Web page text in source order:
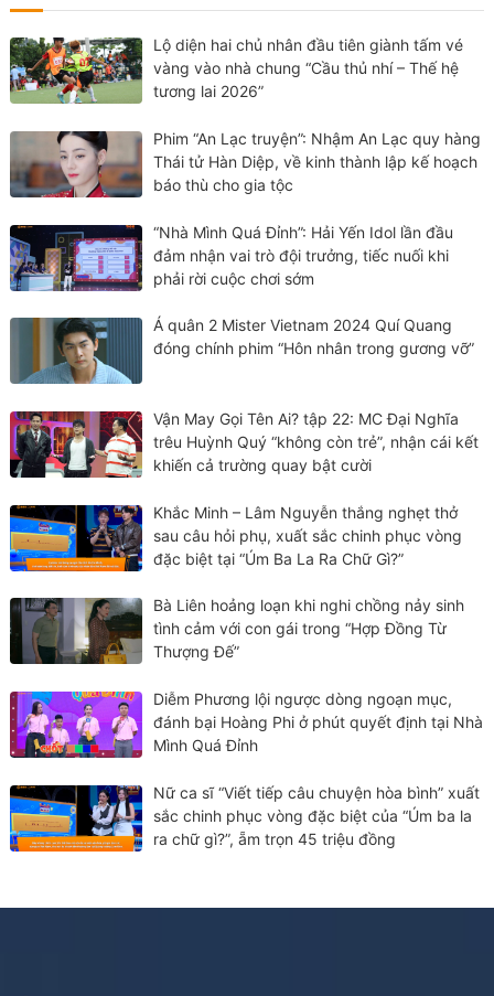
Lộ diện hai chủ nhân đầu tiên giành tấm vé
vàng vào nhà chung “Cầu thủ nhí – Thế hệ
tương lai 2026”
Phim “An Lạc truyện”: Nhậm An Lạc quy hàng
Thái tử Hàn Diệp, về kinh thành lập kế hoạch
báo thù cho gia tộc
“Nhà Mình Quá Đỉnh”: Hải Yến Idol lần đầu
đảm nhận vai trò đội trưởng, tiếc nuối khi
phải rời cuộc chơi sớm
Á quân 2 Mister Vietnam 2024 Quí Quang
đóng chính phim “Hôn nhân trong gương vỡ”
Vận May Gọi Tên Ai? tập 22: MC Đại Nghĩa
trêu Huỳnh Quý “không còn trẻ”, nhận cái kết
khiến cả trường quay bật cười
Khắc Minh – Lâm Nguyễn thắng nghẹt thở
sau câu hỏi phụ, xuất sắc chinh phục vòng
đặc biệt tại “Úm Ba La Ra Chữ Gì?”
Bà Liên hoảng loạn khi nghi chồng nảy sinh
tình cảm với con gái trong “Hợp Đồng Từ
Thượng Đế”
Diễm Phương lội ngược dòng ngoạn mục,
đánh bại Hoàng Phi ở phút quyết định tại Nhà
Mình Quá Đỉnh
Nữ ca sĩ “Viết tiếp câu chuyện hòa bình” xuất
sắc chinh phục vòng đặc biệt của “Úm ba la
ra chữ gì?”, ẵm trọn 45 triệu đồng